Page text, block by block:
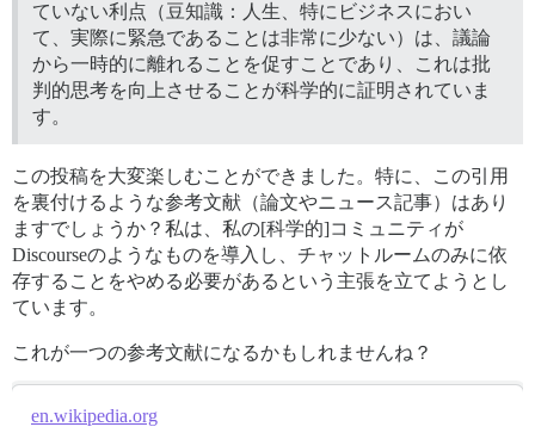
ていない利点（豆知識：人生、特にビジネスにおい
て、実際に緊急であることは非常に少ない）は、議論
から一時的に離れることを促すことであり、これは批
判的思考を向上させることが科学的に証明されていま
す。
この投稿を大変楽しむことができました。特に、この引用
を裏付けるような参考文献（論文やニュース記事）はあり
ますでしょうか？私は、私の[科学的]コミュニティが
Discourseのようなものを導入し、チャットルームのみに依
存することをやめる必要があるという主張を立てようとし
ています。
これが一つの参考文献になるかもしれませんね？
en.wikipedia.org